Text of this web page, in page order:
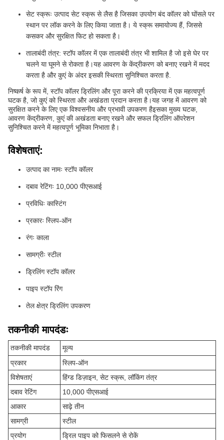
सेट स्क्रूः उत्पाद सेट स्क्रू से लैस है जिसका उपयोग बंद कॉलर को घोंसले पर
स्थान पर लॉक करने के लिए किया जाता है। ये स्क्रू समायोज्य हैं, जिससे
कसकर और सुरक्षित फिट हो सकता है।
तालाबंदी तंत्र: स्टॉप कॉलर में एक तालाबंदी तंत्र भी शामिल है जो इसे घेर पर
चलने या घूमने से रोकता है।यह आवरण के केंद्रीकरण को बनाए रखने में मदद
करता है और कुएं के अंदर इसकी स्थिरता सुनिश्चित करता है.
निष्कर्ष के रूप में, स्टॉप कॉलर ड्रिलिंग और पूरा करने की प्रक्रिया में एक महत्वपूर्ण
घटक है, जो कुएं को स्थिरता और अखंडता प्रदान करता है।यह जगह में आवरण को
सुरक्षित करने के लिए एक विश्वसनीय और प्रभावी उपकरण हैइसका मुख्य घटक,
आवरण केंद्रीकरण, कुएं की अखंडता बनाए रखने और सफल ड्रिलिंग ऑपरेशन
सुनिश्चित करने में महत्वपूर्ण भूमिका निभाता है।
विशेषताएं:
उत्पाद का नामः स्टॉप कॉलर
दबाव रेटिंगः 10,000 पीएसआई
प्रविधिः कास्टिंग
प्रकारः स्लिप-ऑन
रंगः काला
सामग्रीः स्टील
ड्रिलिंग स्टॉप कॉलर
पाइप स्टॉप रिंग
तेल क्षेत्र ड्रिलिंग उपकरण
तकनीकी मापदंडः
तकनीकी मापदंड
मूल्य
प्रकार
स्लिप-ऑन
विशेषताएं
हिंग्ड डिज़ाइन, सेट स्क्रू, लॉकिंग तंत्र
दबाव रेटिंग
10,000 पीएसआई
आकार
साढ़े तीन
सामग्री
स्टील
प्रयोग
ड्रिल पाइप को फिसलने से रोकें